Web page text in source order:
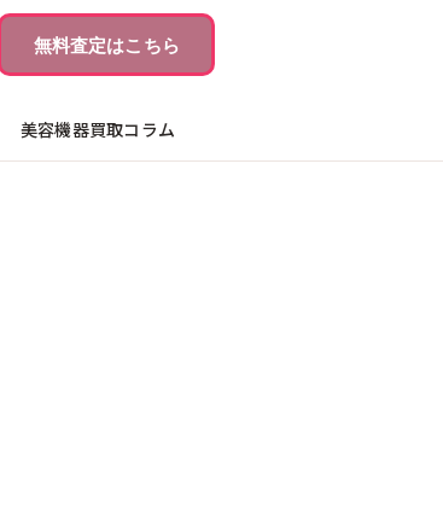
無料査定はこちら
美容機器買取コラム